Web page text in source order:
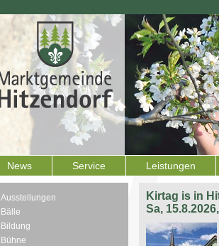
News Service Leistungen
Ausstellungen
Bälle
Bildung
Bühne
Kirtag is in
Sa,